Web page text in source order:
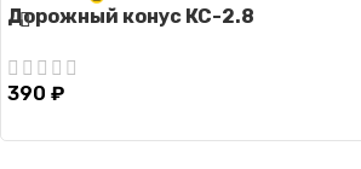
Дорожный конус КС-2.8
390 ₽